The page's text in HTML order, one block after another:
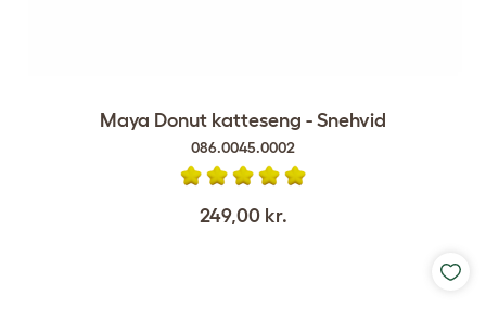
Maya Donut katteseng - Snehvid
086.0045.0002
249,00 kr.